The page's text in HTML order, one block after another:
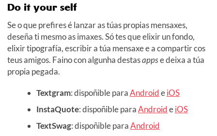
Do it your self
Se o que prefires é lanzar as túas propias mensaxes,
deseña ti mesmo as imaxes. Só tes que elixir un fondo,
elixir tipografía, escribir a túa mensaxe e a compartir cos
teus amigos. Faino con algunha destasappse deixa a túa
propia pegada.
Textgram: dispoñible paraAndroideiOS
InstaQuote: dispoñible paraAndroideiOS
TextSwag: dispoñible paraAndroid